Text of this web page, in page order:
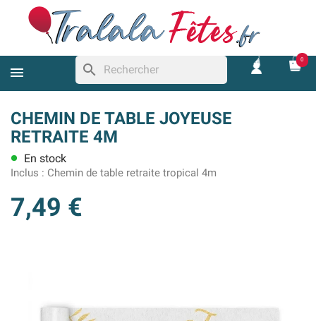
search
0
CHEMIN DE TABLE JOYEUSE
RETRAITE 4M
lens En stock
Inclus : Chemin de table retraite tropical 4m
7,49 €